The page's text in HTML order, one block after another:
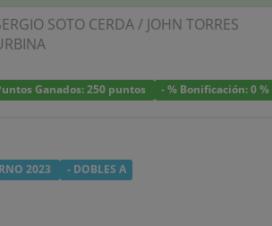
SOTO CERDA/ JOHN TORRES
Ganados: 250 puntos - % Bonificación: 0 %
2023 - DOBLES A